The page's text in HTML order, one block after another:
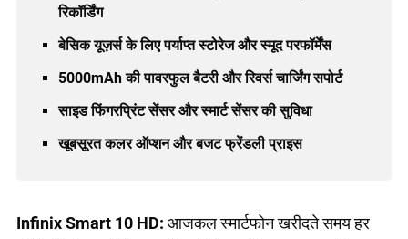
रिकॉर्डिंग
बेसिक यूज़र्स के लिए पर्याप्त स्टोरेज और स्मूद परफॉर्मेंस
5000mAh की पावरफुल बैटरी और रिवर्स चार्जिंग सपोर्ट
साइड फिंगरप्रिंट सेंसर और स्मार्ट सेंसर की सुविधा
खूबसूरत कलर ऑप्शन और बजट फ्रेंडली प्राइस
Infinix Smart 10 HD: आजकल स्मार्टफोन खरीदते समय हर